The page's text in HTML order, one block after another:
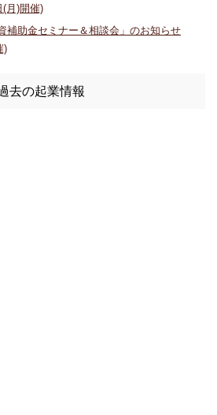
(月)開催)
補助金セミナー＆相談会」のお知らせ
)
去の起業情報